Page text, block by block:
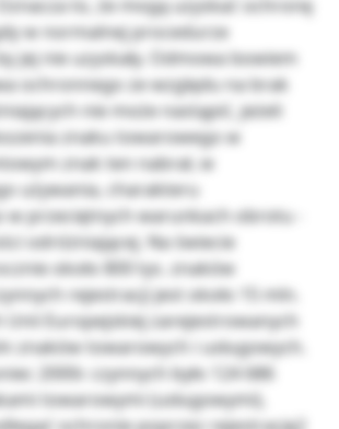
to, że mogą uzyskać ochronę
w normalnej procedurze
jej nie uzyskały. Odmowa bowiem
ochronnego ze względu na brak
nie może nastąpić, jeżeli
znaku towarowego w
znak ten nabrał, w
używania, charakteru
w przeciętnych warunkach obrotu -
odróżniającej. Na świecie
około 800 tys. znaków
rejestracji jest około 15 mln.
Unii Europejskiej zarejestrowanych
znaków towarowych i usługowych.
2000r. czynnych było 124 686
towarowymi (usługowymi),